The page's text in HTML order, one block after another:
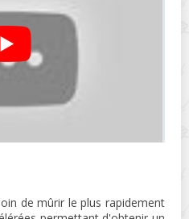
de mûrir le plus rapidement